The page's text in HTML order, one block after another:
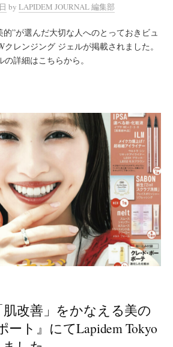
by LAPIDEM JOURNAL 編集部
的”が選んだ大切な人へのとっておきビュ
レンジング ジェルが掲載されました。
詳細はこちらから。
肌改善」をかなえる美の
ート』にてLapidem Tokyo